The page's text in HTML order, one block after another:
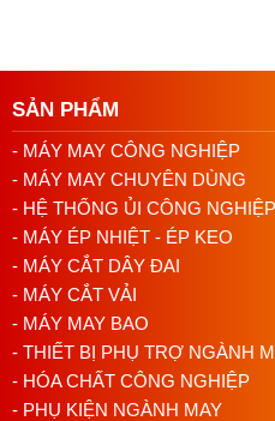
SẢN PHẨM
- MÁY MAY CÔNG NGHIỆP
- MÁY MAY CHUYÊN DÙNG
- HỆ THỐNG ỦI CÔNG NGHIỆP
- MÁY ÉP NHIỆT - ÉP KEO
- MÁY CẮT DÂY ĐAI
- MÁY CẮT VẢI
- MÁY MAY BAO
- THIẾT BỊ PHỤ TRỢ NGÀNH
- HÓA CHẤT CÔNG NGHIỆP
- PHỤ KIỆN NGÀNH MAY